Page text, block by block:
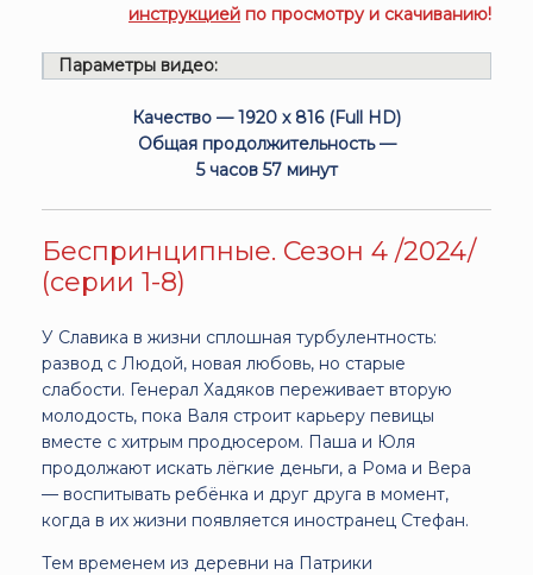
инструкцией по просмотру и скачиванию!
Параметры видео:
Качество — 1920 x 816 (Full HD)
Общая продолжительность —
5 часов 57 минут
Беспринципные. Сезон 4 /2024/
(серии 1-8)
У Славика в жизни сплошная турбулентность:
развод с Людой, новая любовь, но старые
слабости. Генерал Хадяков переживает вторую
молодость, пока Валя строит карьеру певицы
вместе с хитрым продюсером. Паша и Юля
продолжают искать лёгкие деньги, а Рома и Вера
— воспитывать ребёнка и друг друга в момент,
когда в их жизни появляется иностранец Стефан.
Тем временем из деревни на Патрики